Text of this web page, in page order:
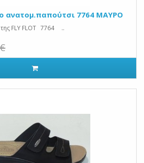
ανατομ.παπούτσι 7764 ΜΑΥΡΟ
της FLY FLOT 7764 ..